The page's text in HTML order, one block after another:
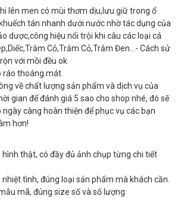
lên men có mùi thơm dịu,lưu giữ trong ổ
tán nhanh dưới nước nhờ tác dụng của
dược,công hiệu nổi trội khi câu các loại cá
Cỏ,Trắm Cỏ,Trắm Đen…- Cách sử
với mồi đều ok
ráo thoáng mát
về chất lượng sản phẩm và dịch vụ của
gian để đánh giá 5 sao cho shop nhé, đó sẽ
ngày càng hoàn thiện để phục vụ các bạn
hơn!
hình thật, có đầy đủ ảnh chụp từng chi tiết
tình, đúng loại sản phẩm mà khách cần.
mã, đúng size số và số lượng